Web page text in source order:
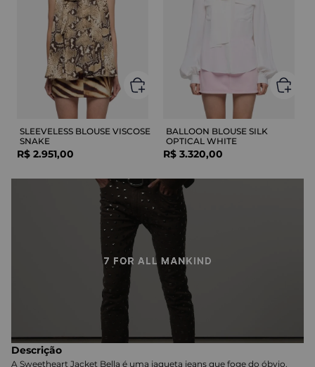
SLEEVELESS BLOUSE VISCOSE
SNAKE
R$ 2.951,00
BALLOON BLOUSE SILK
OPTICAL WHITE
R$ 3.320,00
Descrição
A Sweetheart Jacket Bella é uma jaqueta jeans que foge do óbvio.